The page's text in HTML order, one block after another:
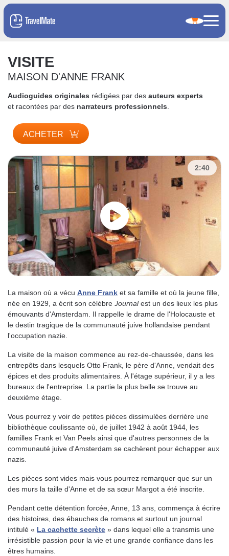
VISITE
MAISON D'ANNE FRANK
Audioguides originales rédigées par des auteurs experts
et racontées par des narrateurs professionnels
ACHETER
2:40
La maison où a vécu Anne Frank et sa famille et où la jeune fille,
née en 1929, a écrit son célèbre Journalest un des lieux les plus
émouvants d'Amsterdam. Il rappelle le drame de l'Holocauste et
le destin tragique de la communauté juive hollandaise pendant
l'occupation nazie.
La visite de la maison commence au rez-de-chaussée, dans les
entrepôts dans lesquels Otto Frank, le père d'Anne, vendait des
épices et des produits alimentaires. À l'étage supérieur, il y a les
bureaux de l'entreprise. La partie la plus belle se trouve au
deuxième étage.
Vous pourrez y voir de petites pièces dissimulées derrière une
bibliothèque coulissante où, de juillet 1942 à août 1944, les
familles Frank et Van Peels ainsi que d'autres personnes de la
communauté juive d'Amsterdam se cachèrent pour échapper aux
nazis.
Les pièces sont vides mais vous pourrez remarquer que sur un
des murs la taille d'Anne et de sa sœur Margot a été inscrite.
Pendant cette détention forcée, Anne, 13 ans, commença à écrire
des histoires, des ébauches de romans et surtout un journal
intitulé « La cachette secrète » dans lequel elle a transmis une
irrésistible passion pour la vie et une grande confiance dans les
êtres humains.